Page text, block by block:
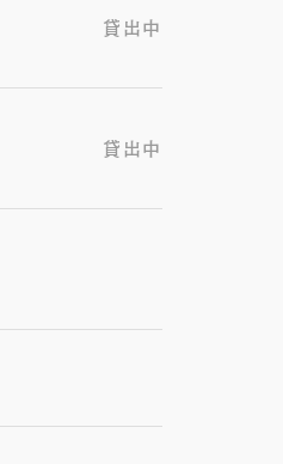
貸出中
貸出中